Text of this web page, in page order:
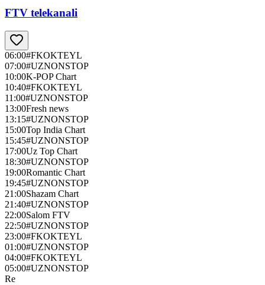
FTV telekanali
06:00#FKOKTEYL
07:00#UZNONSTOP
10:00K-POP Chart
10:40#FKOKTEYL
11:00#UZNONSTOP
13:00Fresh news
13:15#UZNONSTOP
15:00Top India Chart
15:45#UZNONSTOP
17:00Uz Top Chart
18:30#UZNONSTOP
19:00Romantic Chart
19:45#UZNONSTOP
21:00Shazam Chart
21:40#UZNONSTOP
22:00Salom FTV
22:50#UZNONSTOP
23:00#FKOKTEYL
01:00#UZNONSTOP
04:00#FKOKTEYL
05:00#UZNONSTOP
Re